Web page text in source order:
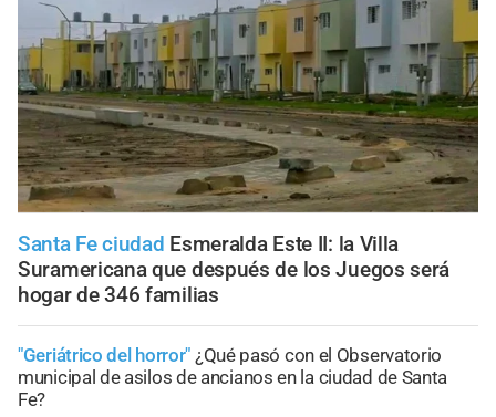
Santa Fe ciudad Esmeralda Este II: la Villa
Suramericana que después de los Juegos será
hogar de 346 familias
"Geriátrico del horror" ¿Qué pasó con el Observatorio
municipal de asilos de ancianos en la ciudad de Santa
Fe?